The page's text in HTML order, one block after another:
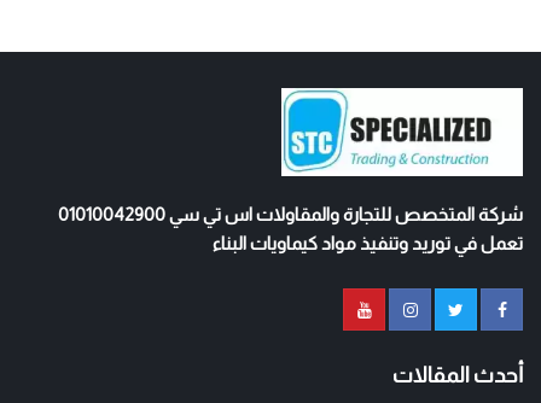
شركة المتخصص للتجارة والمقاولات اس تي سي 01010042900
تعمل في توريد وتنفيذ مواد كيماويات البناء
أحدث المقالات